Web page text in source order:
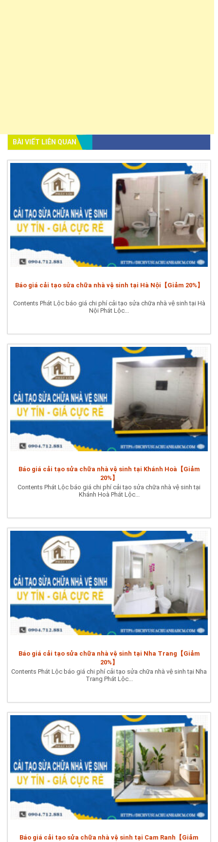
BÀI VIẾT LIÊN QUAN
Báo giá cải tạo sửa chữa nhà vệ sinh tại Hà Nội【Giảm 20%】
Contents Phát Lộc báo giá chi phí cải tạo sửa chữa nhà vệ sinh tại Hà
Nội Phát Lộc...
Báo giá cải tạo sửa chữa nhà vệ sinh tại Khánh Hoà【Giảm
20%】
Contents Phát Lộc báo giá chi phí cải tạo sửa chữa nhà vệ sinh tại
Khánh Hoà Phát Lộc...
Báo giá cải tạo sửa chữa nhà vệ sinh tại Nha Trang【Giảm
20%】
Contents Phát Lộc báo giá chi phí cải tạo sửa chữa nhà vệ sinh tại Nha
Trang Phát Lộc...
Báo giá cải tạo sửa chữa nhà vệ sinh tại Cam Ranh【Giảm